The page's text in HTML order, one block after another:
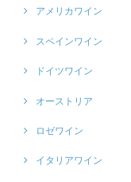
アメリカワイン
スペインワイン
ドイツワイン
オーストリア
ロゼワイン
イタリアワイン